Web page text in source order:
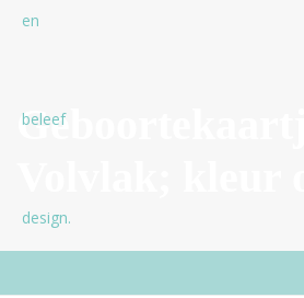
Geboortekaartje